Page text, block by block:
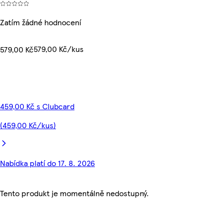
Zatím žádné hodnocení
579,00 Kč579,00 Kč/kus
459,00 Kč s Clubcard
(459,00 Kč/kus)
Nabídka platí do 17. 8. 2026
Tento produkt je momentálně nedostupný.